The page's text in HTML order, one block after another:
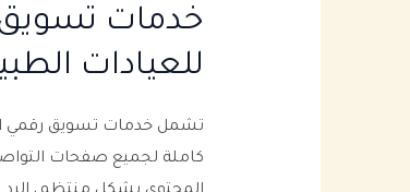
خدمات تسويق
للعيادات
تشمل خدمات تسويق رقمي
كاملة لجميع صفحات